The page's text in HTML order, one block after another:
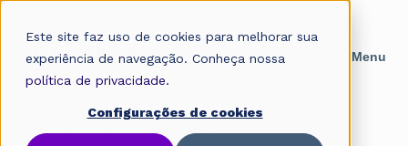
Este site faz uso de cookies para melhorar sua
experiência de navegação. Conheça nossa
política de privacidade.
Configurações de cookies
Home »Blog »Legislação